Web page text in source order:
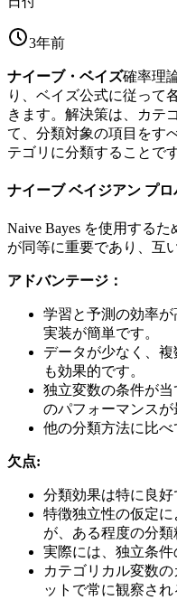
3年前
ナイーブ・ベイズ確率理
り、ベイズ公式に従って
きます。解決策は、カテ
て、分類対象の項目をす
テゴリに分類することです
ナイーブ ベイジアン プロ
Naive Bayes を使用する
が同等に重要であり、互
アドバンテージ：
学習と予測の効率が
実装が簡単です。
データが少なく、
も効果的です。
独立変数の条件が
のパフォーマンスが
他の分類方法に比べ
欠点:
分類効果は特に良好
特徴独立性の仮定
が、ある程度の分類
実際には、独立条件
カテゴリカル変数
ットで常に観察さ